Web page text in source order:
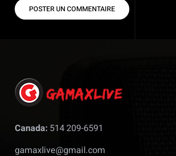
Canada: 514 209-6591
gamaxlive@gmail.com